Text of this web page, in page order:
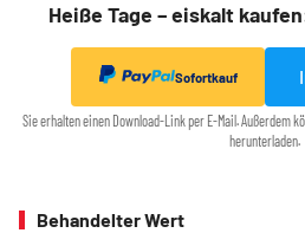
Heiße Tage – eiskalt
Sofortkauf
Sie erhalten einen Download-Link per E-Mail. Außerdem
herunterladen.
Behandelter Wert